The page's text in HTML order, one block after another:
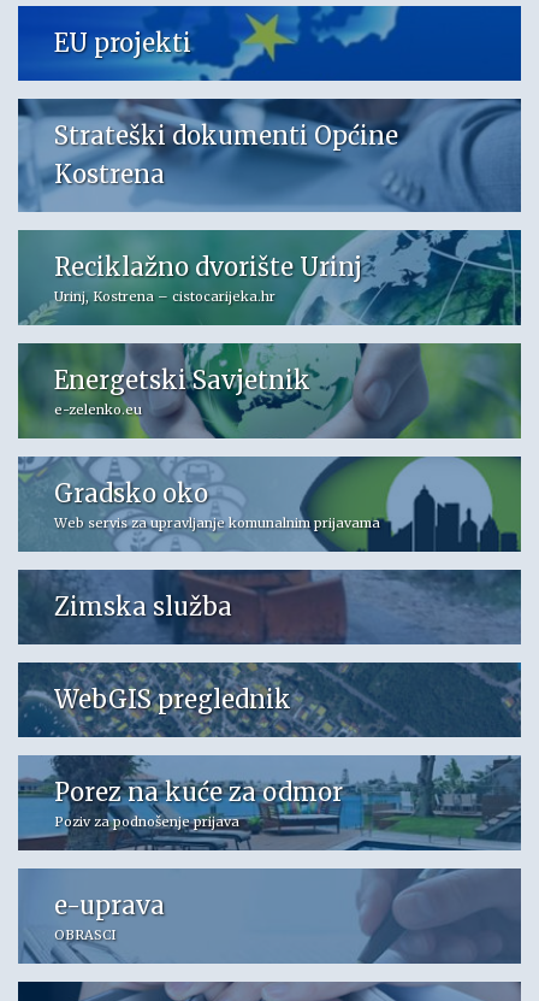
EU projekti
Strateški dokumenti Općine
Kostrena
Reciklažno dvorište Urinj
Urinj, Kostrena – cistocarijeka.hr
Energetski Savjetnik
e-zelenko.eu
Gradsko oko
Web servis za upravljanje komunalnim prijavama
Zimska služba
WebGIS preglednik
Porez na kuće za odmor
Poziv za podnošenje prijava
e-uprava
OBRASCI